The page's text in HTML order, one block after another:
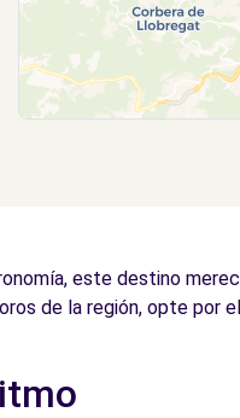
este destino
de la región, opte por el